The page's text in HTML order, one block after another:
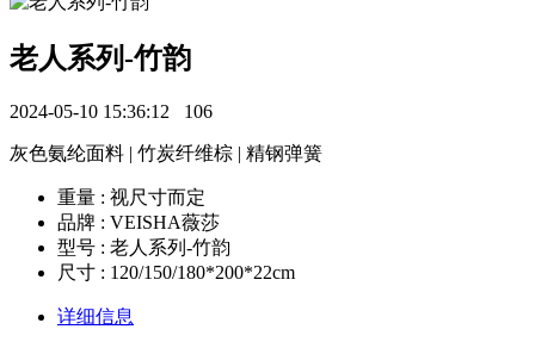
老人系列-竹韵
2024-05-10 15:36:12 106
灰色氨纶面料 | 竹炭纤维棕 | 精钢弹簧
重量 : 视尺寸而定
品牌 : VEISHA薇莎
型号 : 老人系列-竹韵
尺寸 : 120/150/180*200*22cm
详细信息